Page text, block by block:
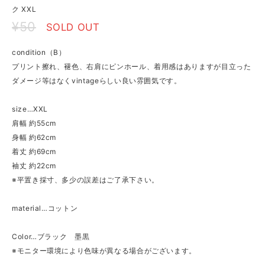
ク XXL
¥50 SOLD OUT
condition（B）
プリント擦れ、褪色、右肩にピンホール、着用感はありますが目立った
ダメージ等はなくvintageらしい良い雰囲気です。
size…XXL
肩幅 約55cm
身幅 約62cm
着丈 約69cm
袖丈 約22cm
※平置き採寸、多少の誤差はご了承下さい。
material…コットン
Color…ブラック 墨黒
※モニター環境により色味が異なる場合がございます。